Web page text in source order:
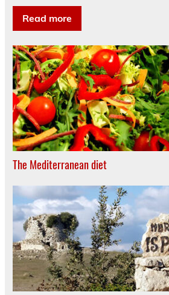
Read more
The Mediterranean diet